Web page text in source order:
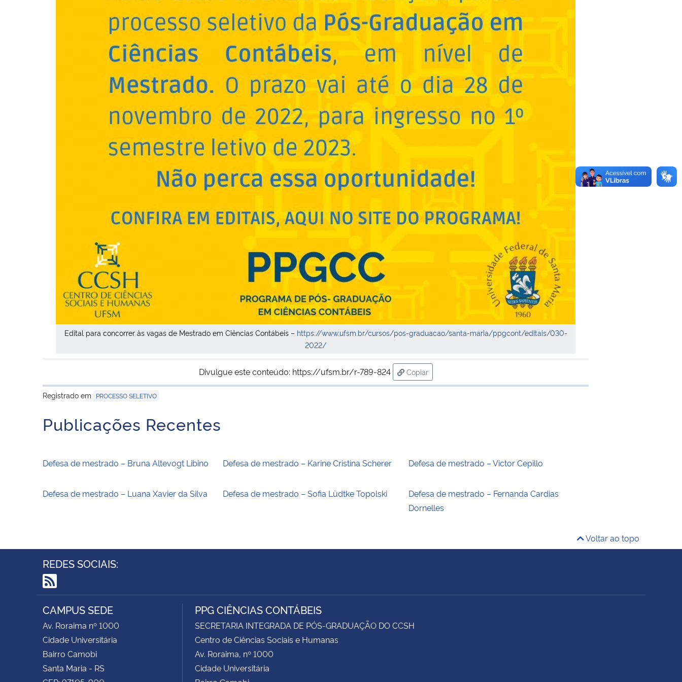
Edital para concorrer às vagas de Mestrado em Ciências Contábeis – https://www.ufsm.br/cursos/pos-graduacao/santa-maria/ppgcont/editais/030-
2022/
Divulgue este conteúdo: https://ufsm.br/r-789-824
Copiar
para área de transferência
Registrado em
PROCESSO SELETIVO
Publicações Recentes
Defesa de mestrado – Bruna Altevogt Libino Defesa de mestrado – Karine Cristina Scherer Defesa de mestrado – Victor Cepillo
Defesa de mestrado – Luana Xavier da Silva Defesa de mestrado – Sofia Lüdtke Topolski
Defesa de mestrado – Fernanda Cardias
Dornelles
Voltar ao topo
REDES SOCIAIS:
RSS
CAMPUS SEDE
Av. Roraima nº 1000
Cidade Universitária
Bairro Camobi
Santa Maria - RS
PPG CIÊNCIAS CONTÁBEIS
SECRETARIA INTEGRADA DE PÓS-GRADUAÇÃO DO CCSH
Centro de Ciências Sociais e Humanas
Av. Roraima, nº 1000
Cidade Universitária